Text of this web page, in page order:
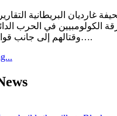
غارديان البريطانية
الكولومبيين في الحرب
وقتالهم إلى جانب قوات الدعم السريع….